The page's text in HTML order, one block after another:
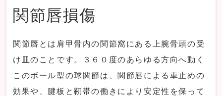
関節唇損傷
関節唇とは肩甲骨内の関節窩にある上腕骨頭の受
け皿のことです。３６０度のあらゆる方向へ動く
このボール型の球関節は、関節唇による車止めの
効果や、腱板と靭帯の働きにより安定性を保って